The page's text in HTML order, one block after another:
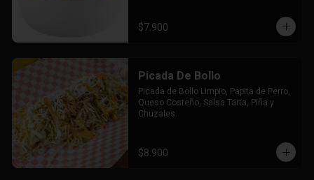
$7.900
Picada De Bollo
Picada de Bollo Limpio, Papita de Perro,
Queso Costeño, Salsa Tarta, Piña y
Chuzales.
$8.900